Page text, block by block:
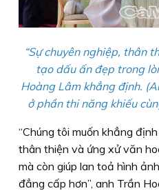
“Sự chuyên nghiệp, thân
tạo dấu ấn đẹp trong
Hoàng Lâm khẳng định.
ở phần thi năng khiếu
“Chúng tôi muốn khẳng
thân thiện và ứng xử văn
mà còn giúp lan toả hình
đẳng cấp hơn”, anh Trần